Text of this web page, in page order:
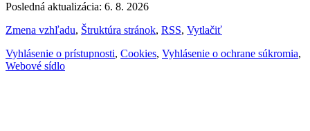
Posledná aktualizácia: 6. 8. 2026
Zmena vzhľadu, Štruktúra stránok, RSS, Vytlačiť
Vyhlásenie o prístupnosti, Cookies, Vyhlásenie o ochrane súkromia,
Webové sídlo